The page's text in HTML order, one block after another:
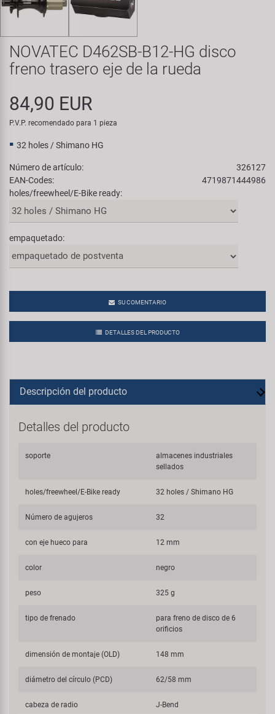
Transporte y Aparcamiento
Super B
Velo
Todas las marcas
NOVATEC D462SB-B12-HG disco
freno trasero eje de la rueda
84,90 EUR
P.V.P. recomendado para 1 pieza
32 holes / Shimano HG
Número de artículo:
326127
EAN-Codes:
4719871444986
holes/freewheel/E-Bike ready:
empaquetado:
SU COMENTARIO
DETALLES DEL PRODUCTO
Descripción del producto
Detalles del producto
soporte
almacenes industriales
sellados
holes/freewheel/E-Bike ready 32 holes / Shimano HG
Número de agujeros 32
con eje hueco para 12 mm
color negro
peso 325 g
tipo de frenado
para freno de disco de 6
orificios
dimensión de montaje (OLD) 148 mm
diámetro del círculo (PCD) 62/58 mm
cabeza de radio J-Bend